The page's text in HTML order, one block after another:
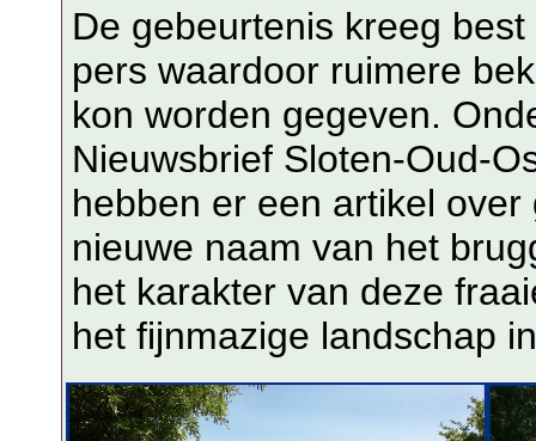
De gebeurtenis kreeg
pers waardoor ruimere
kon worden gegeven.
Nieuwsbrief Sloten-Oud-
hebben er een artikel
nieuwe naam van het
het karakter van deze
het fijnmazige landschap